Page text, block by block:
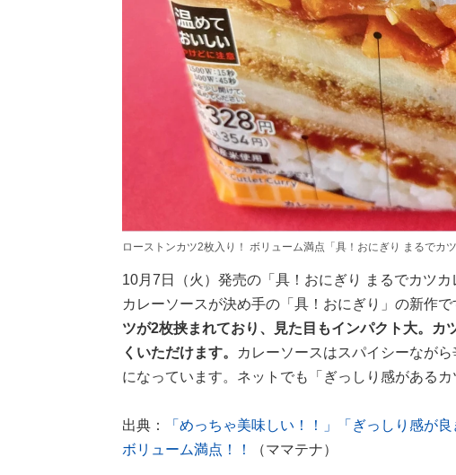
ローストンカツ2枚入り！ ボリューム満点「具！おにぎり まるでカツ
10月7日（火）発売の「具！おにぎり まるでカツ
カレーソースが決め手の「具！おにぎり」の新作で
ツが2枚挟まれており、見た目もインパクト大。カ
くいただけます。
カレーソースはスパイシーなが
になっています。ネットでも「ぎっしり感がある
出典：
「めっちゃ美味しい！！」「ぎっしり感が
ボリューム満点！！
（ママテナ）